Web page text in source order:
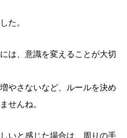
た。
は、意識を変えることが大切
やさないなど、ルールを決め
せんね。
いと感じた場合は、周りの手